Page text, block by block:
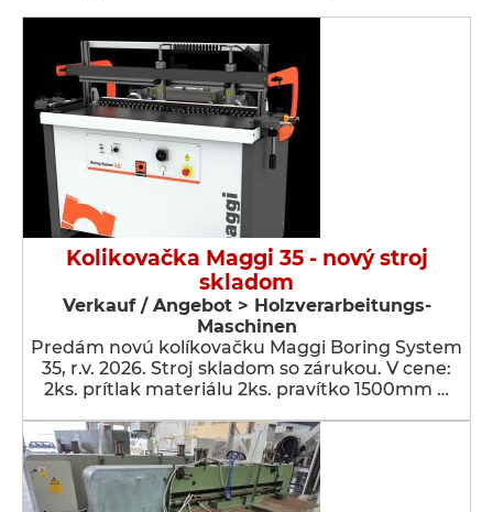
Kolikovačka Maggi 35 - nový stroj
skladom
Verkauf / Angebot > Holzverarbeitungs-
Maschinen
Predám novú kolíkovačku Maggi Boring System
35, r.v. 2026. Stroj skladom so zárukou. V cene:
2ks. prítlak materiálu 2ks. pravítko 1500mm …